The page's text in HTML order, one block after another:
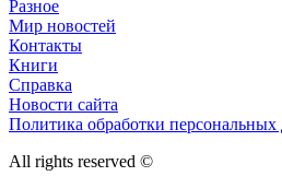
Разное
Мир новостей
Контакты
Книги
Справка
Новости сайта
Политика обработки
All rights reserved ©